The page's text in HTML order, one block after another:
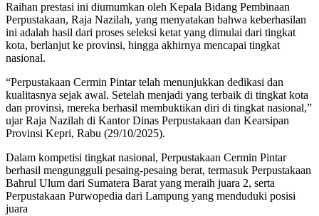
Raihan prestasi ini diumumkan oleh Kepala Bidang Pembinaan
Perpustakaan, Raja Nazilah, yang menyatakan bahwa keberhasilan
ini adalah hasil dari proses seleksi ketat yang dimulai dari tingkat
kota, berlanjut ke provinsi, hingga akhirnya mencapai tingkat
nasional.
“Perpustakaan Cermin Pintar telah menunjukkan dedikasi dan
kualitasnya sejak awal. Setelah menjadi yang terbaik di tingkat kota
dan provinsi, mereka berhasil membuktikan diri di tingkat nasional,”
ujar Raja Nazilah di Kantor Dinas Perpustakaan dan Kearsipan
Provinsi Kepri, Rabu (29/10/2025).
Dalam kompetisi tingkat nasional, Perpustakaan Cermin Pintar
berhasil mengungguli pesaing-pesaing berat, termasuk Perpustakaan
Bahrul Ulum dari Sumatera Barat yang meraih juara 2, serta
Perpustakaan Purwopedia dari Lampung yang menduduki posisi
juara